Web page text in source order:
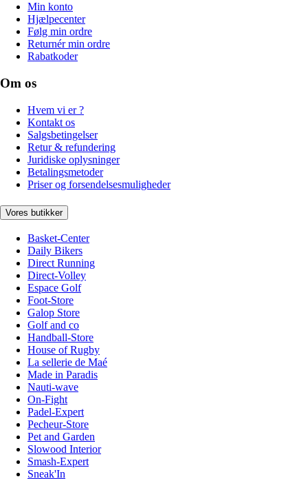
Min konto
Hjælpecenter
Følg min ordre
Returnér min ordre
Rabatkoder
Om os
Hvem vi er ?
Kontakt os
Salgsbetingelser
Retur & refundering
Juridiske oplysninger
Betalingsmetoder
Priser og forsendelsesmuligheder
Vores butikker
Basket-Center
Daily Bikers
Direct Running
Direct-Volley
Espace Golf
Foot-Store
Galop Store
Golf and co
Handball-Store
House of Rugby
La sellerie de Maé
Made in Paradis
Nauti-wave
On-Fight
Padel-Expert
Pecheur-Store
Pet and Garden
Slowood Interior
Smash-Expert
Sneak'In